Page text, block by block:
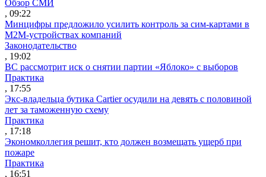
Обзор СМИ
, 09:22
Минцифры предложило усилить контроль за сим-картами в
M2M-устройствах компаний
Законодательство
, 19:02
ВС рассмотрит иск о снятии партии «Яблоко» с выборов
Практика
, 17:55
Экс-владельца бутика Cartier осудили на девять с половиной
лет за таможенную схему
Практика
, 17:18
Экономколлегия решит, кто должен возмещать ущерб при
пожаре
Практика
, 16:51